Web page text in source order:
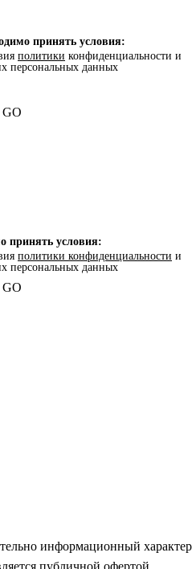
принять условия:
политики конфиденциальности и
персональных данных
GO
принять условия:
политики конфиденциальности и
персональных данных
GO
информационный характер